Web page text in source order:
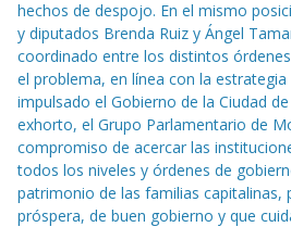
hechos de despojo. En el mismo
y diputados Brenda Ruiz y Ángel
coordinado entre los distintos
el problema, en línea con la
impulsado el Gobierno de la Ciudad
exhorto, el Grupo Parlamentario de
compromiso de acercar las
todos los niveles y órdenes de
patrimonio de las familias capitalinas,
próspera, de buen gobierno y que